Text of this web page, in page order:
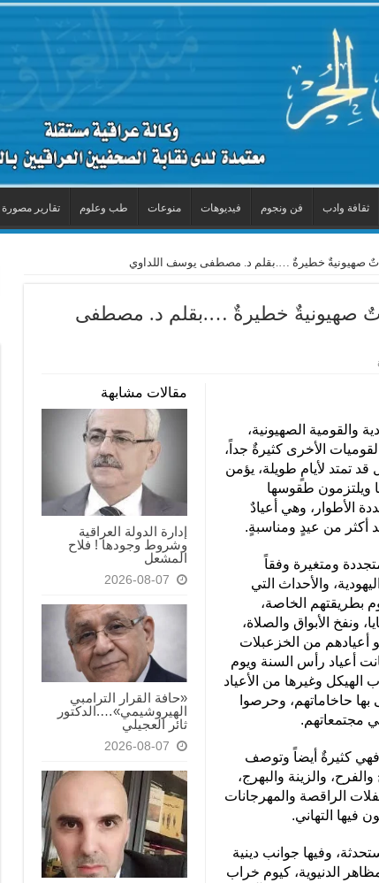
ثقافة وادب فن ونجوم فيديوهات منوعات طب وعلوم تقارير مصورة
صهيونيةٌ خطيرةٌ ….بقلم د. مصطفى يوسف اللداوي
صهيونيةٌ خطيرةٌ ….بقلم د. مصطفى
مقالات مشابهة
إدارة الدولة العراقية
وشروط وجودها ! فلاح
المشعل
2026-08-07
«حافة القرار الترامبي
الهيروشيمي»….الدكتور
ثائر العجيلي
2026-08-07
والقومية الصهيونية،
الأخرى كثيرةٌ جداً،
تمتد لأيامٍ طويلة، يؤمن
ويلتزمون طقوسها
الأطوار، وهي أعيادٌ
أكثر من عيدٍ ومناسبةٍ.
متجددة ومتغيرة وفقاً
والأحداث التي
بطريقتهم الخاصة،
ونفخ الأبواق والصلاة،
أعيادهم من الخزعبلات
أعياد رأس السنة ويوم
وغيرها من الأعياد
بها حاخاماتهم، وحرصوا
مجتمعاتهم.
فهي كثيرةٌ أيضاً وتوصف
والزينة والبهرج،
الراقصة والمهرجانات
فيها التهاني.
وفيها جوانب دينية
الدنيوية، كيوم خراب